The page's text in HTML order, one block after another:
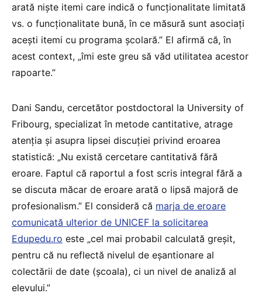
arată niște itemi care indică o funcționalitate limitată
vs. o funcționalitate bună, în ce măsură sunt asociați
acești itemi cu programa școlară.” El afirmă că, în
acest context, „îmi este greu să văd utilitatea acestor
rapoarte.”
Dani Sandu, cercetător postdoctoral la University of
Fribourg, specializat în metode cantitative, atrage
atenția și asupra lipsei discuției privind eroarea
statistică: „Nu există cercetare cantitativă fără
eroare. Faptul că raportul a fost scris integral fără a
se discuta măcar de eroare arată o lipsă majoră de
profesionalism.” El consideră că marja de eroare
comunicată ulterior de UNICEF la solicitarea
Edupedu.ro este „cel mai probabil calculată greșit,
pentru că nu reflectă nivelul de eșantionare al
colectării de date (școala), ci un nivel de analiză al
elevului.”